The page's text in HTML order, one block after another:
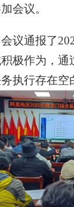
会议。
会议通报了
极作为，通
执行存在空